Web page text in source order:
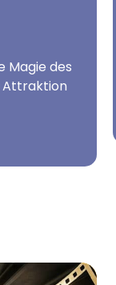
Magie des
Attraktion